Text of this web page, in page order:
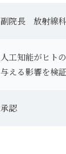
副院長 放射線
人工知能がヒト
与える影響を検
承認